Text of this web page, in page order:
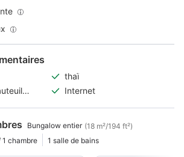
thaï
Internet
Bungalow entier (18 m²/194 ft²)
1 chambre 1 salle de bains